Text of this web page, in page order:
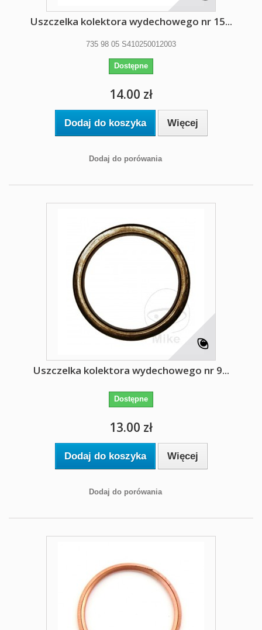
Uszczelka kolektora wydechowego nr 15...
735 98 05 S410250012003
Dostępne
14.00 zł
Dodaj do koszyka Więcej
Dodaj do porówania
Uszczelka kolektora wydechowego nr 9...
Dostępne
13.00 zł
Dodaj do koszyka Więcej
Dodaj do porówania